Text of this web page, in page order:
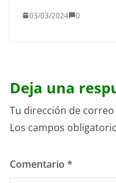
03/03/2024 0
Deja una
Tu dirección de
Los campos
Comentario *